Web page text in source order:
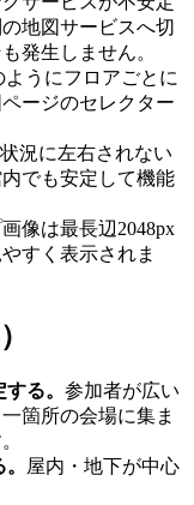
地図サービスへ切
発生しません。
ようにフロアごとに
ージのセレクター
況に左右されない
でも安定して機能
像は最長辺2048px
すく表示されま
る。 参加者が広い
箇所の会場に集ま
屋内・地下が中心